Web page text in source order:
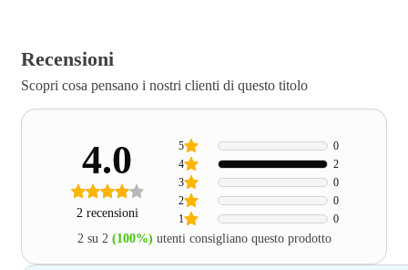
Recensioni
Scopri cosa pensano i nostri clienti di questo titolo
4.0
2 recensioni 1 0
2 0
3 0
4 2
5 0
2 su 2 (100%) utenti consigliano questo prodotto